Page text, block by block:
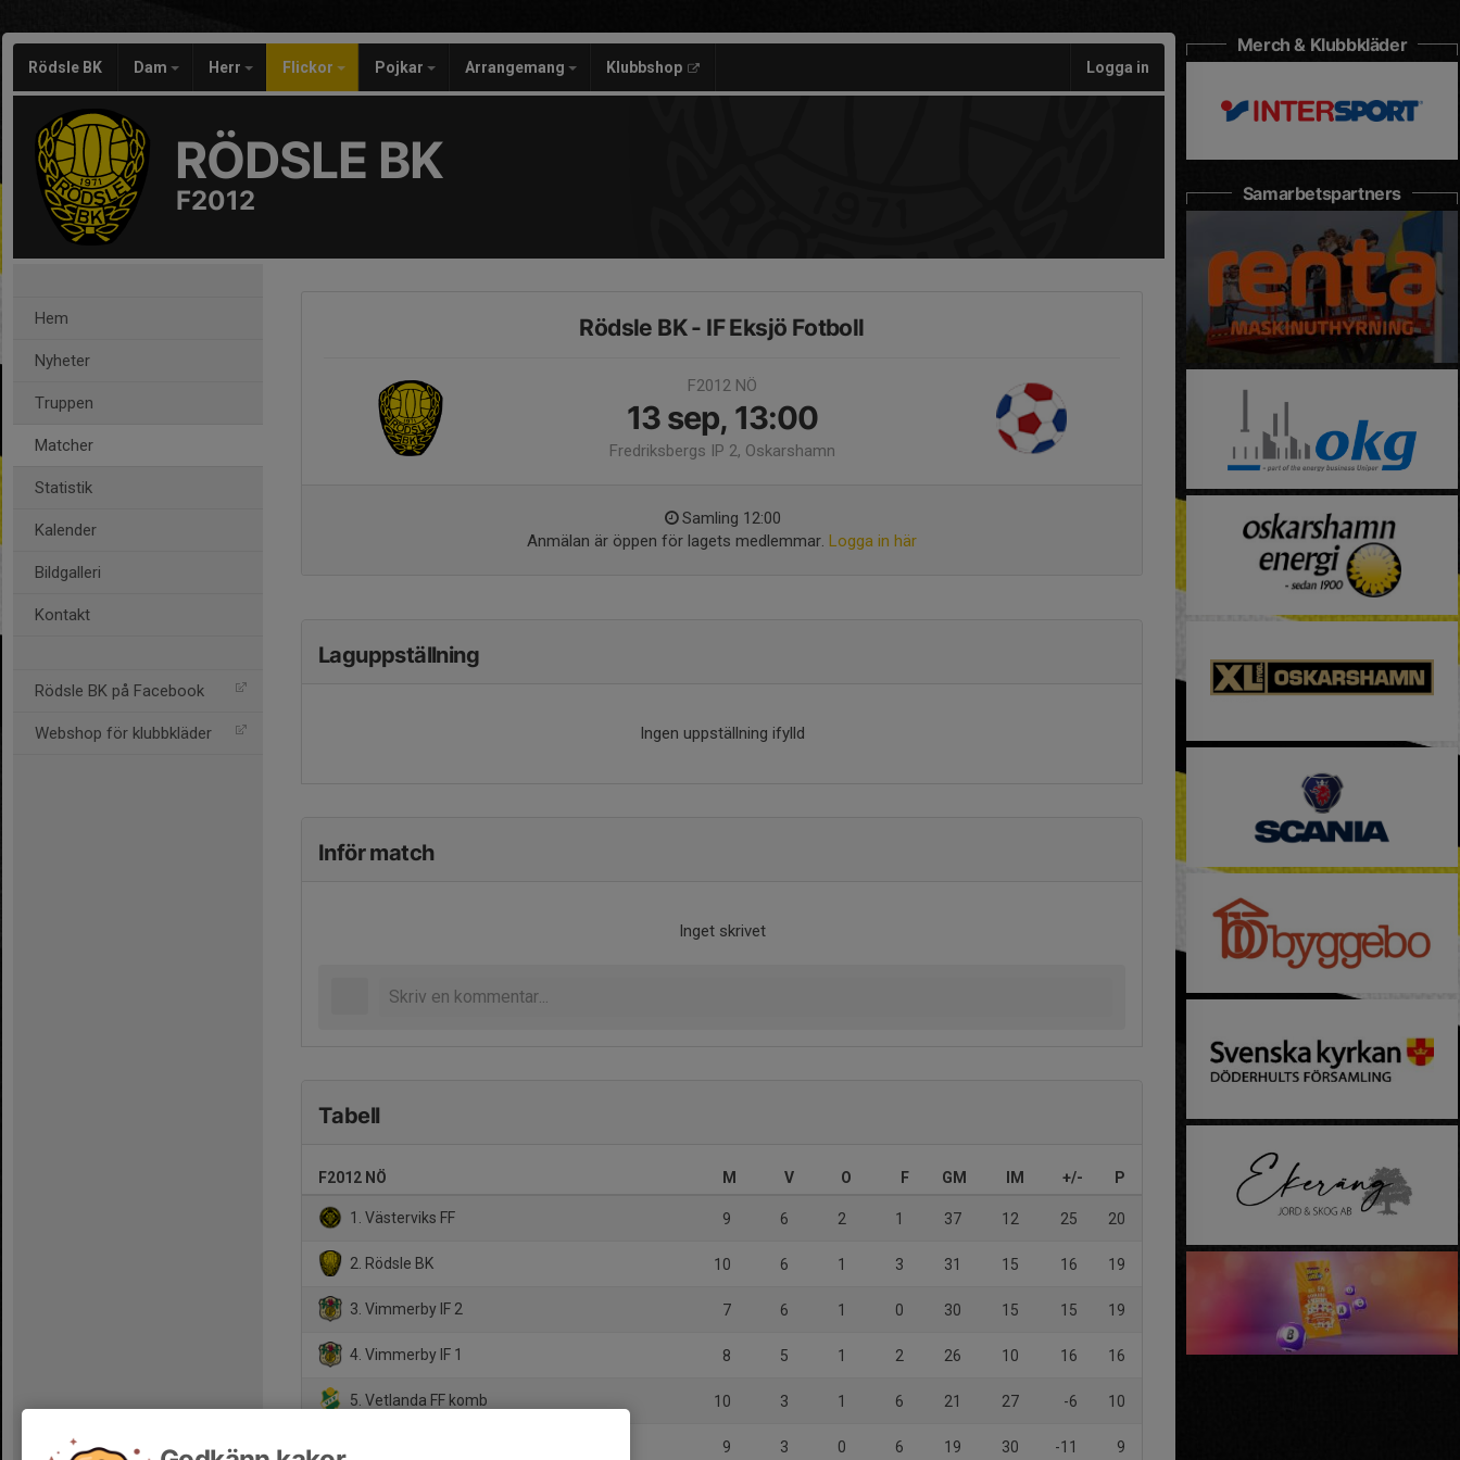
Rödsle BK Dam Herr Flickor Pojkar Arrangemang Klubbshop Logga in
RÖDSLE BK
F2012
Hem
Nyheter
Truppen
Matcher
Statistik
Kalender
Bildgalleri
Kontakt
Rödsle BK på Facebook
Webshop för klubbkläder
Rödsle BK - IF Eksjö Fotboll
F2012 NÖ
13 sep, 13:00
Fredriksbergs IP 2, Oskarshamn
Samling 12:00
Anmälan är öppen för lagets medlemmar. Logga in här
Laguppställning
Ingen uppställning ifylld
Inför match
Inget skrivet
Tabell
F2012 NÖ M V O F GM IM +/- P
1. Västerviks FF 9 6 2 1 37 12 25 20
2. Rödsle BK 10 6 1 3 31 15 16 19
3. Vimmerby IF 2 7 6 1 0 30 15 15 19
4. Vimmerby IF 1 8 5 1 2 26 10 16 16
5. Vetlanda FF komb 10 3 1 6 21 27 -6 10
9 3 0 6 19 30 -11 9
Merch & Klubbkläder
Samarbetspartners